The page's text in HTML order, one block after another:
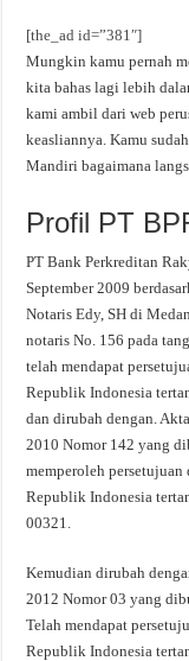
[the_ad id=”381″]
Mungkin kamu pernah
kita bahas lagi lebih
kami ambil dari web
keasliannya. Kamu
Mandiri bagaimana
Profil PT
PT Bank Perkreditan
September 2009
Notaris Edy, SH di
notaris No. 156 pada
telah mendapat
Republik Indonesia
dan dirubah dengan.
2010 Nomor 142 yang
memperoleh
Republik Indonesia
00321.
Kemudian dirubah
2012 Nomor 03 yang
Telah mendapat
Republik Indonesia